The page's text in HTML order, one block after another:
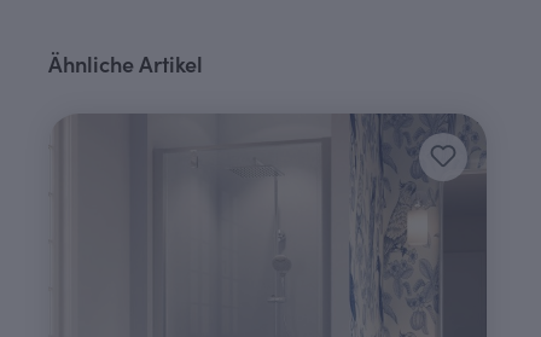
Produktgalerie überspringen
Ähnliche Artikel